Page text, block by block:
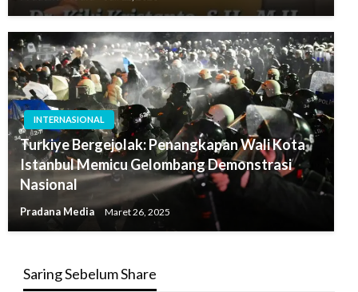
INTERNASIONAL
Turkiye Bergejolak: Penangkapan Wali Kota
Istanbul Memicu Gelombang Demonstrasi
Nasional
Pradana Media Maret 26, 2025
Saring Sebelum Share